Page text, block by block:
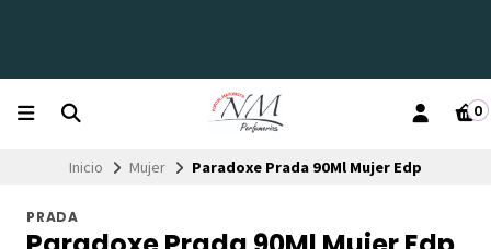
0
Inicio Mujer Paradoxe Prada 90Ml Mujer Edp
PRADA